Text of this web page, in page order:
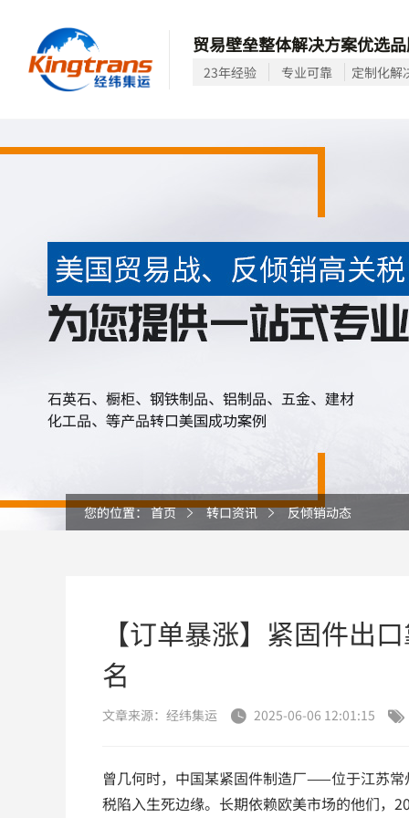
贸易壁垒整体解决方案优选
23年经验 专业可靠 定制化解
您的位置：首页 转口资讯 反倾销动态
【订单暴涨】紧固件出
名
文章来源：经纬集运  2025-06-06 12:01:15 
曾几何时，中国某紧固件制造厂——位于江苏
税陷入生死边缘。长期依赖欧美市场的他们，